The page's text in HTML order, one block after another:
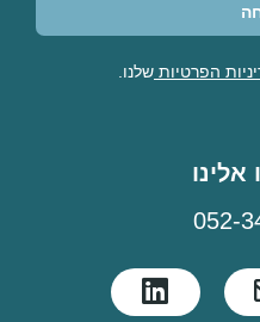
הפרטיותשלנו.